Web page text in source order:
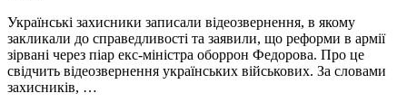
Українські захисники записали відеозвернення, в якому
закликали до справедливості та заявили, що реформи в армії
зірвані через піар екс-міністра оборрон Федорова. Про це
свідчить відеозвернення українських військових. За словами
захисників, …